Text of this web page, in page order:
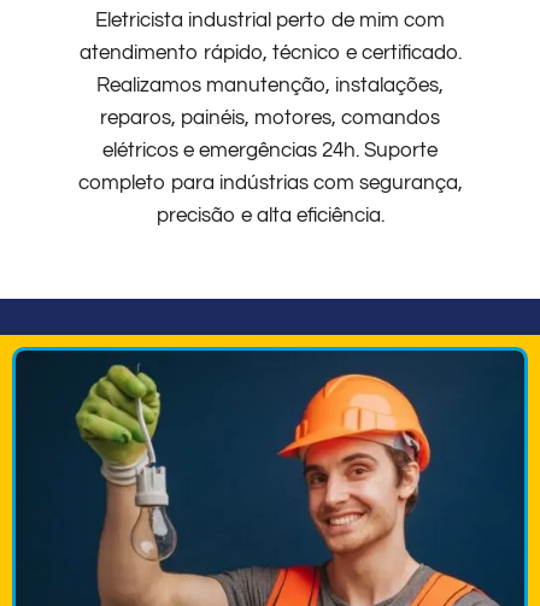
Eletricista industrial perto de mim com
atendimento rápido, técnico e certificado.
Realizamos manutenção, instalações,
reparos, painéis, motores, comandos
elétricos e emergências 24h. Suporte
completo para indústrias com segurança,
precisão e alta eficiência.